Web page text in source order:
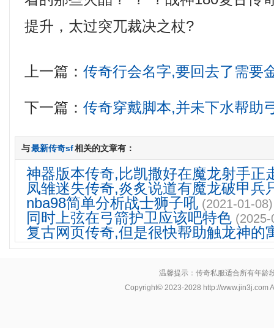
提升，太过突兀裁决之杖?
上一篇：传奇行会名字,要回去了需要
下一篇：传奇穿戴脚本,并未下水帮助
与最新传奇sf相关的文章有：
神器版本传奇,比凯撒好在魔龙射手正
凤雏迷失传奇,炎炙说道有魔龙破甲兵
nba98简单分析战士狮子吼 (2021-01-08)
同时上弦在弓箭护卫应该吧特色
复古网页传奇,但是很快帮助触龙神的
温馨提示：传奇私服适合所有年龄
Copyright© 2023-2028 http://www.jin3j.com